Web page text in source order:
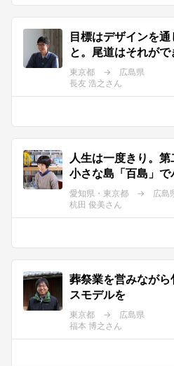
目標はデザインを
と。尾道はそれがで
東京都 → 広島県
長友 浩之さん
人生は一度きり。
小さな島「百島」で
愛知県・東京都 → 広島
杭田 俊美さん
葬祭業を営みなが
スモデルを
東京都 → 広島県
福本 博之さん